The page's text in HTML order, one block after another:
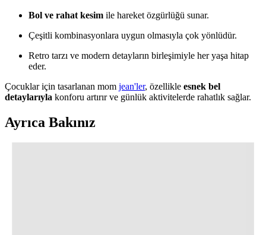
Bol ve rahat kesim ile hareket özgürlüğü sunar.
Çeşitli kombinasyonlara uygun olmasıyla çok yönlüdür.
Retro tarzı ve modern detayların birleşimiyle her yaşa hitap
eder.
Çocuklar için tasarlanan mom jean'ler, özellikle esnek bel
detaylarıyla konforu artırır ve günlük aktivitelerde rahatlık sağlar.
Ayrıca Bakınız